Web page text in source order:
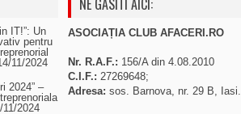
IT!”: Un
pentru
11/2024
2024” –
11/2024
NE GASITI AICI:
ASOCIAȚIA CLUB AFACERI.RO
Nr. R.A.F.: 156/A din 4.08.2010
C.I.F.: 27269648;
Adresa: sos. Barnova, nr. 29 B, Iasi.